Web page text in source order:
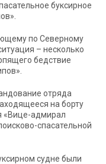
буксирное
по Северному
– несколько
бедствие
отряда
на борту
«Вице-адмирал
спасательной
судне были